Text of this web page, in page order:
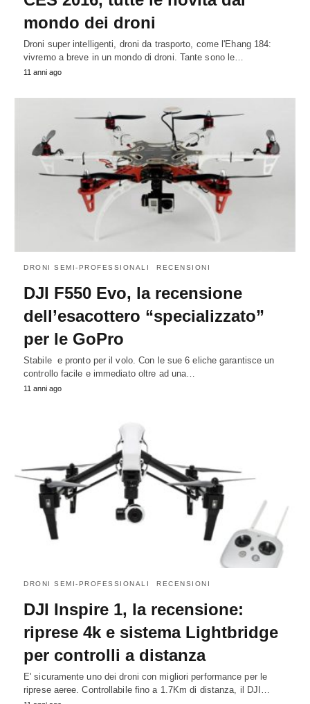
mondo dei droni
Droni super intelligenti, droni da trasporto, come l'Ehang 184:
vivremo a breve in un mondo di droni. Tante sono le…
11 anni ago
DRONI SEMI-PROFESSIONALI RECENSIONI
DJI F550 Evo, la recensione
dell’esacottero “specializzato”
per le GoPro
Stabile e pronto per il volo. Con le sue 6 eliche garantisce un
controllo facile e immediato oltre ad una…
11 anni ago
DRONI SEMI-PROFESSIONALI RECENSIONI
DJI Inspire 1, la recensione:
riprese 4k e sistema Lightbridge
per controlli a distanza
E' sicuramente uno dei droni con migliori performance per le
riprese aeree. Controllabile fino a 1.7Km di distanza, il DJI…